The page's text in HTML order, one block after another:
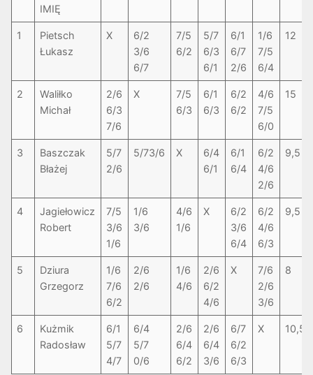
IMIĘ
1
Pietsch
Łukasz
X
6/2
3/6
6/7
7/5
6/2
5/7
6/3
6/1
6/1
6/7
2/6
1/6
7/5
6/4
12
2
Waliłko
Michał
2/6
6/3
7/6
X
7/5
6/3
6/1
6/3
6/2
6/2
4/6
7/5
6/0
15
3
Baszczak
Błażej
5/7
2/6
5/73/6 X
6/4
6/1
6/1
6/4
6/2
4/6
2/6
9,5
4
Jagiełowicz
Robert
7/5
3/6
1/6
1/6
3/6
4/6
1/6
X
6/2
3/6
6/4
6/2
4/6
6/3
9,5
5
Dziura
Grzegorz
1/6
7/6
6/2
2/6
2/6
1/6
4/6
2/6
6/2
4/6
X
7/6
2/6
3/6
8
6
Kużmik
Radosław
6/1
5/7
4/7
6/4
5/7
0/6
2/6
6/4
6/2
2/6
6/4
3/6
6/7
6/2
6/3
X 10,5